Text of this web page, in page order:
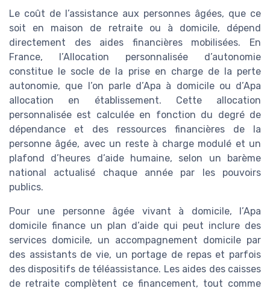
Le coût de l’assistance aux personnes âgées, que ce
soit en maison de retraite ou à domicile, dépend
directement des aides financières mobilisées. En
France, l’Allocation personnalisée d’autonomie
constitue le socle de la prise en charge de la perte
autonomie, que l’on parle d’Apa à domicile ou d’Apa
allocation en établissement. Cette allocation
personnalisée est calculée en fonction du degré de
dépendance et des ressources financières de la
personne âgée, avec un reste à charge modulé et un
plafond d’heures d’aide humaine, selon un barème
national actualisé chaque année par les pouvoirs
publics.
Pour une personne âgée vivant à domicile, l’Apa
domicile finance un plan d’aide qui peut inclure des
services domicile, un accompagnement domicile par
des assistants de vie, un portage de repas et parfois
des dispositifs de téléassistance. Les aides des caisses
de retraite complètent ce financement, tout comme